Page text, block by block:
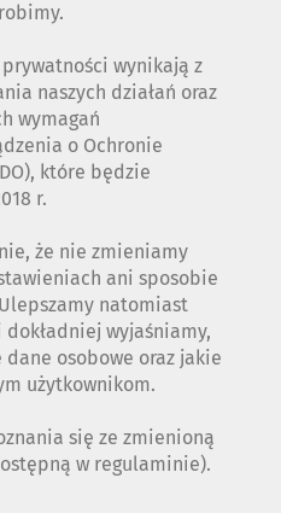
wynikają z
naszych działań oraz
wymagań
o Ochronie
które będzie
r.
że nie zmieniamy
ani sposobie
natomiast
wyjaśniamy,
osobowe oraz jakie
użytkownikom.
się ze zmienioną
w regulaminie).